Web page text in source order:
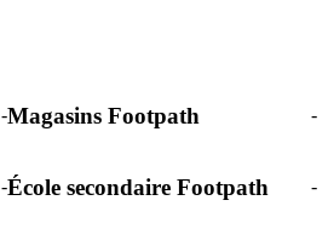
-Magasins Footpath -
-École secondaire Footpath -